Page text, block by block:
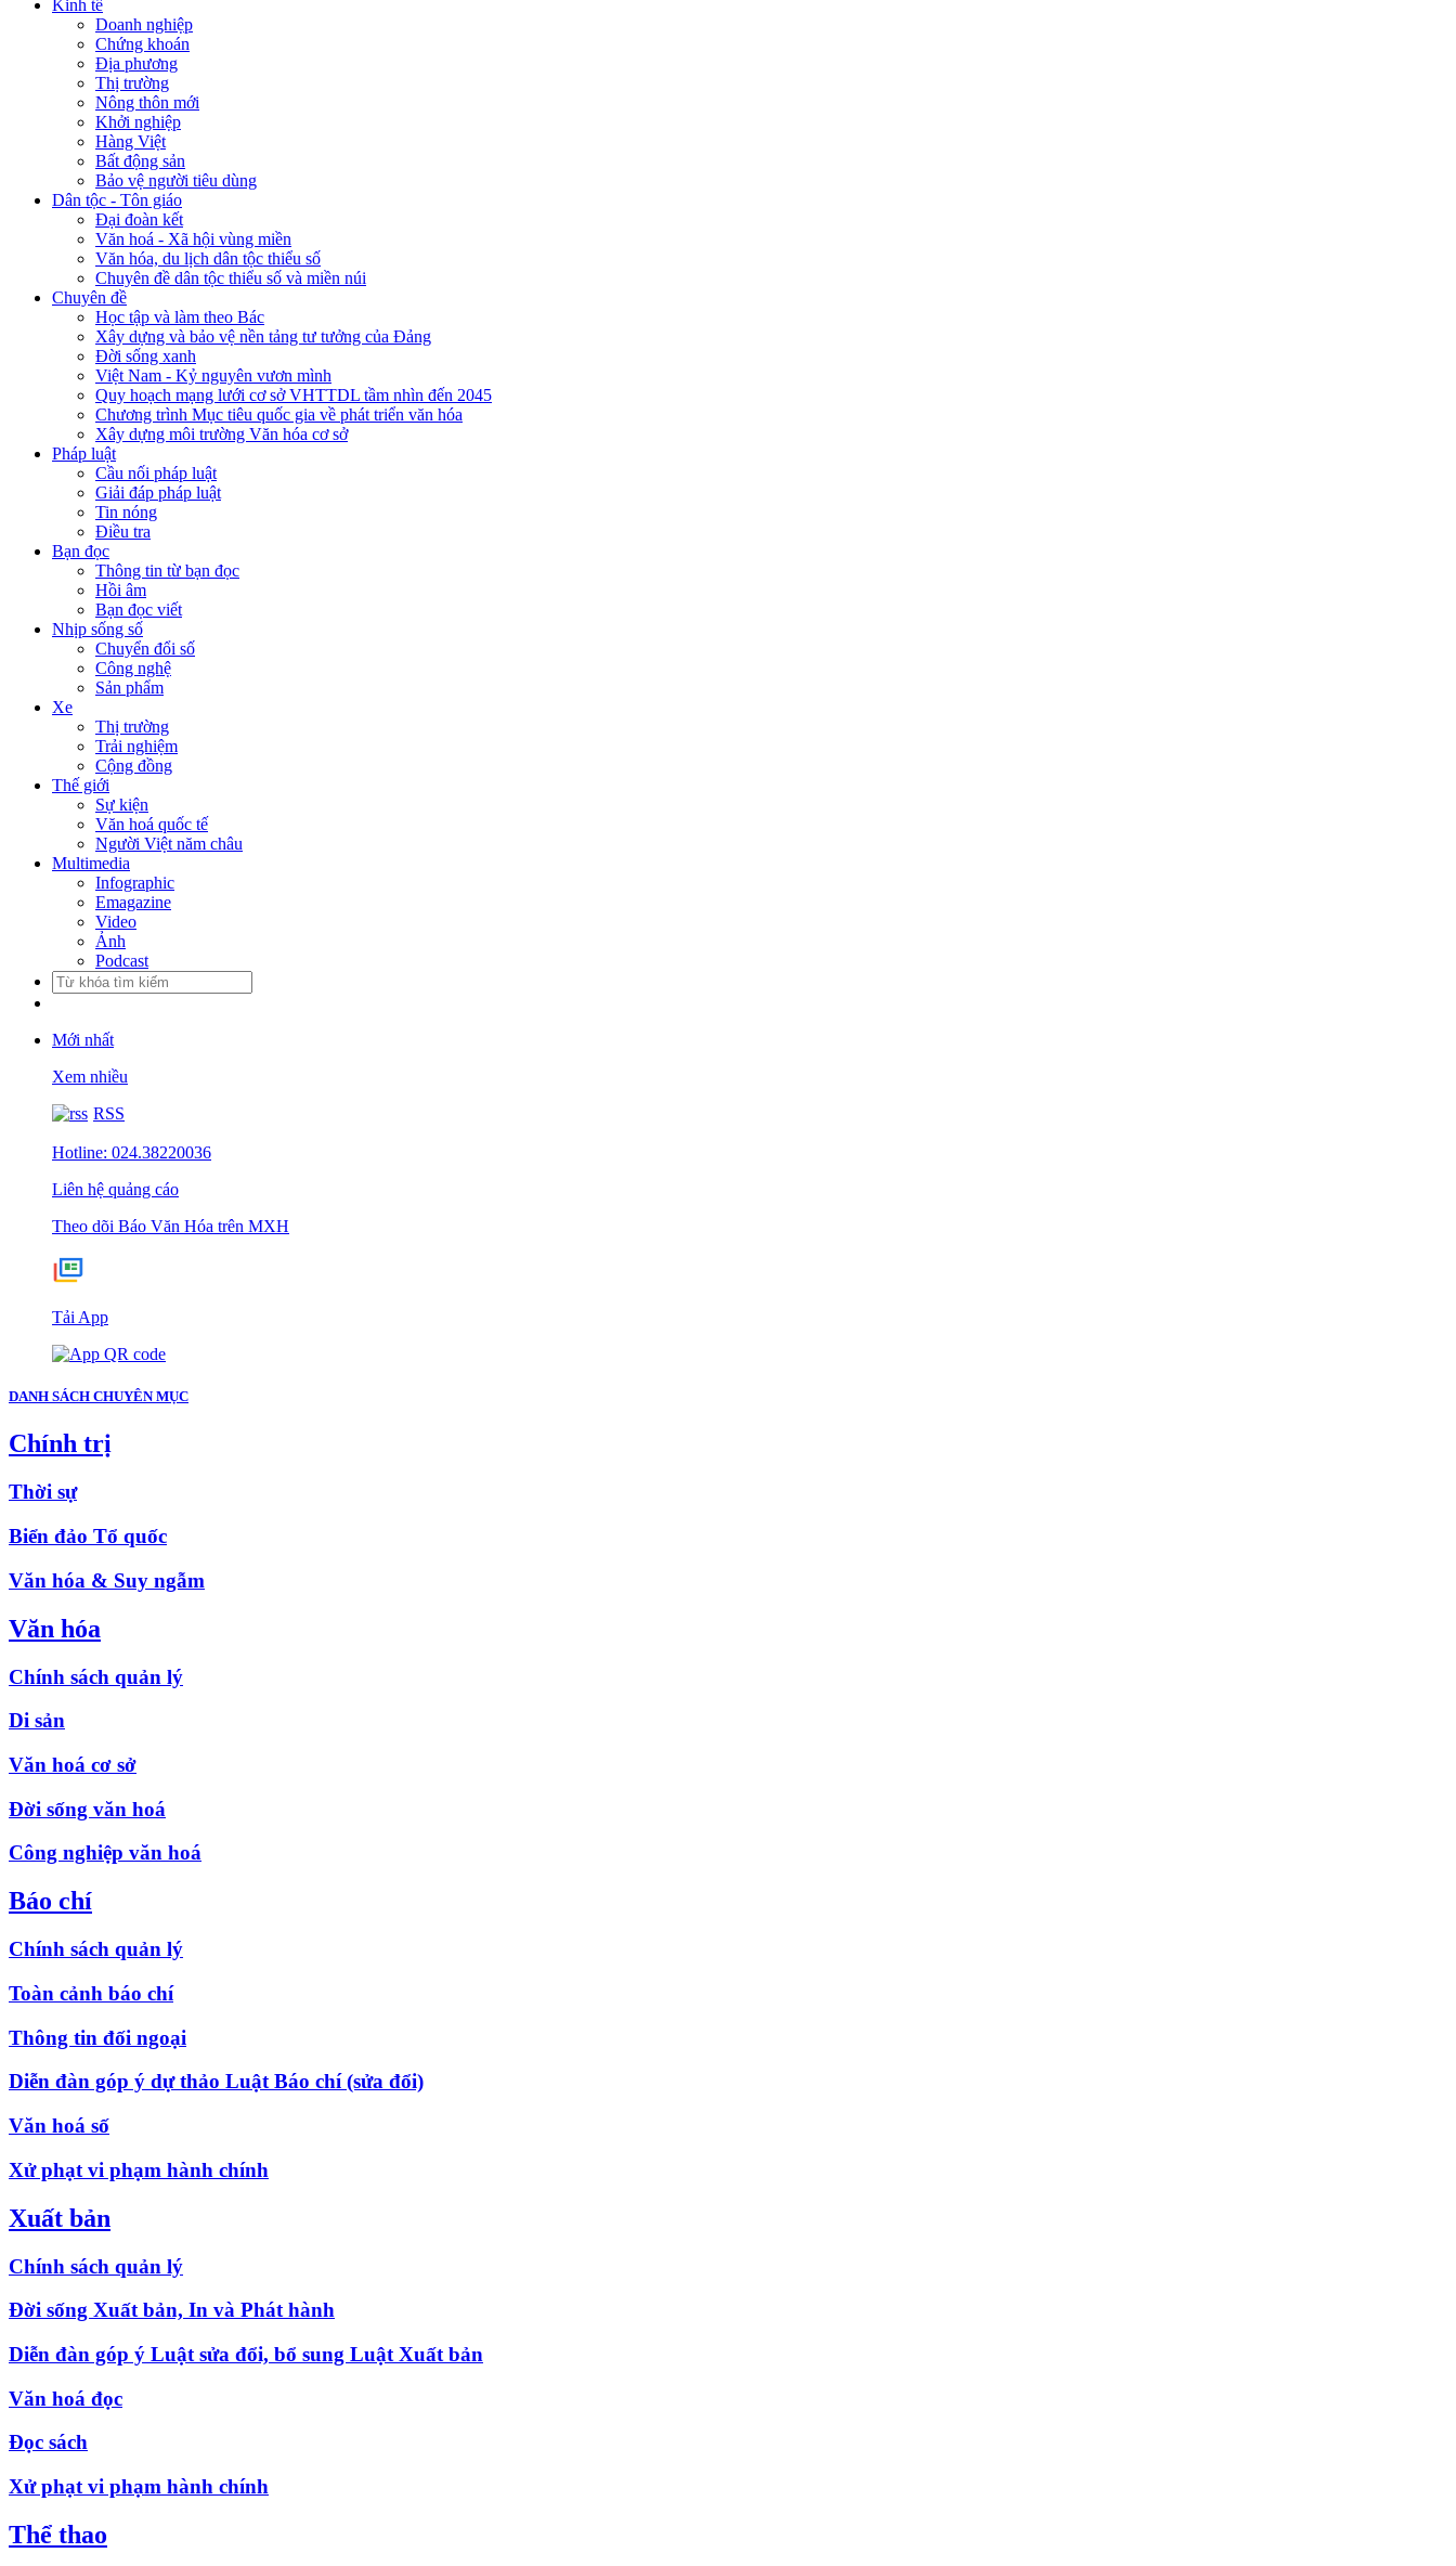
Kinh tế
Doanh nghiệp
Chứng khoán
Địa phương
Thị trường
Nông thôn mới
Khởi nghiệp
Hàng Việt
Bất động sản
Bảo vệ người tiêu dùng
Dân tộc - Tôn giáo
Đại đoàn kết
Văn hoá - Xã hội vùng miền
Văn hóa, du lịch dân tộc thiểu số
Chuyên đề dân tộc thiểu số và miền núi
Chuyên đề
Học tập và làm theo Bác
Xây dựng và bảo vệ nền tảng tư tưởng của Đảng
Đời sống xanh
Việt Nam - Kỷ nguyên vươn mình
Quy hoạch mạng lưới cơ sở VHTTDL tầm nhìn đến 2045
Chương trình Mục tiêu quốc gia về phát triển văn hóa
Xây dựng môi trường Văn hóa cơ sở
Pháp luật
Cầu nối pháp luật
Giải đáp pháp luật
Tin nóng
Điều tra
Bạn đọc
Thông tin từ bạn đọc
Hồi âm
Bạn đọc viết
Nhịp sống số
Chuyển đổi số
Công nghệ
Sản phẩm
Xe
Thị trường
Trải nghiệm
Cộng đồng
Thế giới
Sự kiện
Văn hoá quốc tế
Người Việt năm châu
Multimedia
Infographic
Emagazine
Video
Ảnh
Podcast
Mới nhất
Xem nhiều
RSS
Hotline: 024.38220036
Liên hệ quảng cáo
Theo dõi Báo Văn Hóa trên MXH
Tải App
DANH SÁCH CHUYÊN MỤC
Chính trị
Thời sự
Biển đảo Tổ quốc
Văn hóa & Suy ngẫm
Văn hóa
Chính sách quản lý
Di sản
Văn hoá cơ sở
Đời sống văn hoá
Công nghiệp văn hoá
Báo chí
Chính sách quản lý
Toàn cảnh báo chí
Thông tin đối ngoại
Diễn đàn góp ý dự thảo Luật Báo chí (sửa đổi)
Văn hoá số
Xử phạt vi phạm hành chính
Xuất bản
Chính sách quản lý
Đời sống Xuất bản, In và Phát hành
Diễn đàn góp ý Luật sửa đổi, bổ sung Luật Xuất bản
Văn hoá đọc
Đọc sách
Xử phạt vi phạm hành chính
Thể thao